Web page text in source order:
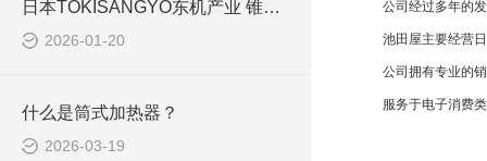
日本TOKISANGYO东机产业 锥板粘度计 TV-150BM-C 解决方案
2026-01-20
什么是筒式加热器？
2026-03-19
公司经过多年的
池田屋主要经营
公司拥有专业的
服务于电子消费